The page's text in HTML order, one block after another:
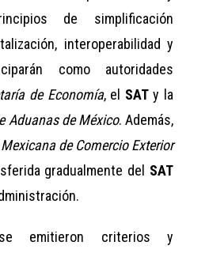
de simplificación
interoperabilidad y
como autoridades
de Economía, el SATy la
Aduanas de México. Además,
de Comercio Exterior
gradualmente del SAT
se emitieron criterios y